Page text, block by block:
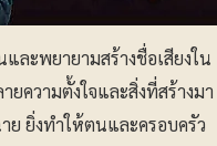
ละพยายามสร้างชื่อเสียงใน
ยความตั้งใจและสิ่งที่สร้างมา
ย ยิ่งทำให้ตนและครอบครัว